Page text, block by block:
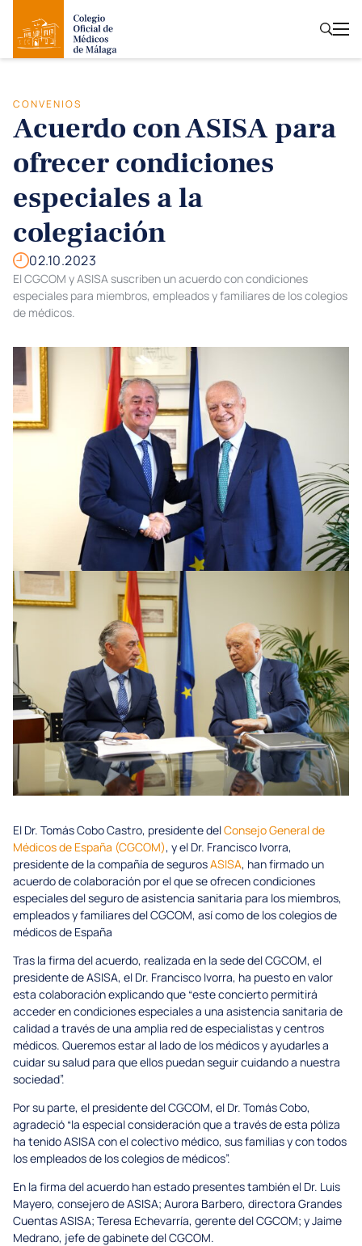
CONVENIOS
Acuerdo con ASISA para
ofrecer condiciones
especiales a la
colegiación
02.10.2023
El CGCOM y ASISA suscriben un acuerdo con condiciones
especiales para miembros, empleados y familiares de los colegios
de médicos.
El Dr. Tomás Cobo Castro, presidente delConsejo General de
Médicos de España (CGCOM), y el Dr. Francisco Ivorra,
presidente de la compañía de segurosASISA, han firmado un
acuerdo de colaboración por el que se ofrecen condiciones
especiales del seguro de asistencia sanitaria para los miembros,
empleados y familiares del CGCOM, así como de los colegios de
médicos de España
Tras la firma del acuerdo, realizada en la sede del CGCOM, el
presidente de ASISA, el Dr. Francisco Ivorra, ha puesto en valor
esta colaboración explicando que “este concierto permitirá
acceder en condiciones especiales a una asistencia sanitaria de
calidad a través de una amplia red de especialistas y centros
médicos. Queremos estar al lado de los médicos y ayudarles a
cuidar su salud para que ellos puedan seguir cuidando a nuestra
sociedad”.
Por su parte, el presidente del CGCOM, el Dr. Tomás Cobo,
agradeció “la especial consideración que a través de esta póliza
ha tenido ASISA con el colectivo médico, sus familias y con todos
los empleados de los colegios de médicos”.
En la firma del acuerdo han estado presentes también el Dr. Luis
Mayero, consejero de ASISA; Aurora Barbero, directora Grandes
Cuentas ASISA; Teresa Echevarría, gerente del CGCOM; y Jaime
Medrano, jefe de gabinete del CGCOM.